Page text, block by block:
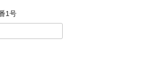
1号